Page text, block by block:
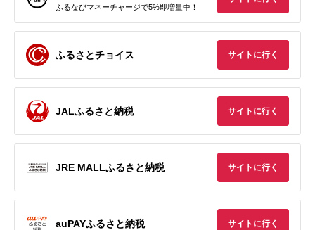
ふるなびマネーチャージで5%即増量中！
ふるさとチョイス サイトに行く
JALふるさと納税 サイトに行く
JRE MALLふるさと納税 サイトに行く
auPAYふるさと納税 サイトに行く